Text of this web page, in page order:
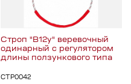
Строп "В12у" веревочный
одинарный с регулятором
длины ползункового типа
СТР0042